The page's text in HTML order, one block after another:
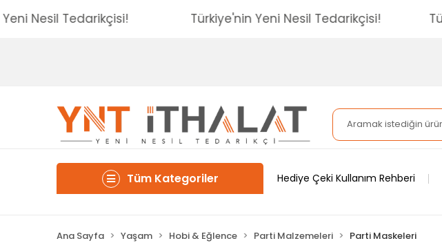
Yeni Nesil Tedarikçisi! Türkiye'nin Yeni Nesil Tedarikçisi!
Tüm Kategoriler Hediye Çeki Kullanım Rehberi
Ana Sayfa Yaşam Hobi & Eğlence Parti Malzemeleri Parti Maskeleri